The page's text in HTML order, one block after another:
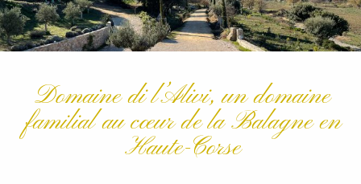
Alentours
Domaine di l’Alivi, un domaine
familial au cœur de la Balagne en
Haute-Corse